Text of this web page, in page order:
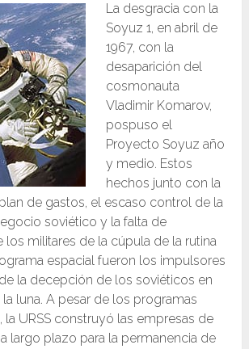
La desgracia con la
Soyuz 1, en abril de
1967, con la
desaparición del
cosmonauta
Vladimir Komarov,
pospuso el
Proyecto Soyuz año
y medio. Estos
hechos junto con la
de gastos, el escaso control de la
soviético y la falta de
militares de la cúpula de la rutina
espacial fueron los impulsores
la decepción de los soviéticos en
luna. A pesar de los programas
la URSS construyó las empresas de
largo plazo para la permanencia de